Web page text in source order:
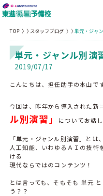
TOP スタッフブログ 単元・ジャ
単元・ジャンル別演
2019/07/17
こんにちは、担任助手の本山
今回は、昨年から導入された新
ル別演習」
についてお話し
「単元・ジャンル別演習」とは
人工知能、いわゆるＡＩの技術
ける
現代ならではのコンテンツ！
とは言っても、そもそも 単元
う？？